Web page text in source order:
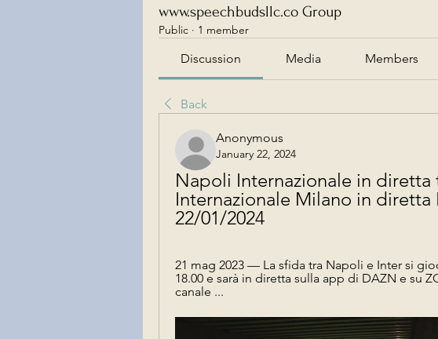
www.speechbudsllc.co Group
Public · 1 member
Discussion Media Members
Back
Anonymous
January 22, 2024
Napoli Internazionale in diretta
Internazionale Milano in diretta
22/01/2024
21 mag 2023 — La sfida tra Napoli e Inter si
18.00 e sarà in diretta sulla app di DAZN e su
canale ...